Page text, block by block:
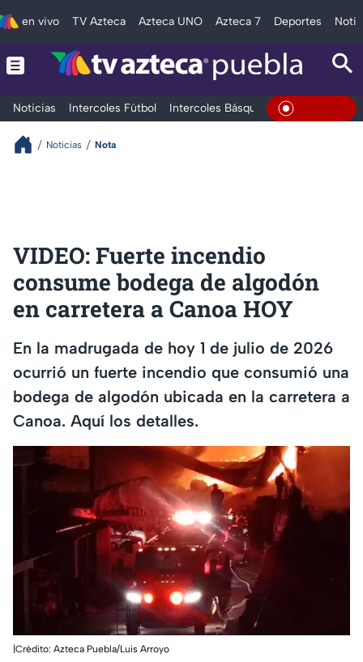
en vivo TV Azteca Azteca UNO Azteca 7 Deportes
Noticias Intercoles Fútbol Intercoles Básquetbol
Noticias Nota
VIDEO: Fuerte incendio
consume bodega de algodón
en carretera a Canoa HOY
En la madrugada de hoy 1 de julio de 2026
ocurrió un fuerte incendio que consumió una
bodega de algodón ubicada en la carretera a
Canoa. Aquí los detalles.
|Crédito: Azteca Puebla/Luis Arroyo